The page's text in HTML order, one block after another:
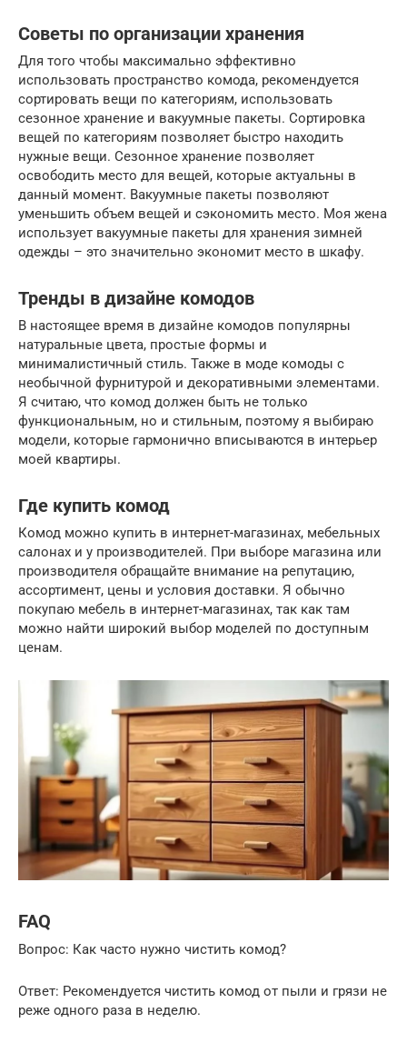
Советы по организации хранения
Для того чтобы максимально эффективно
использовать пространство комода, рекомендуется
сортировать вещи по категориям, использовать
сезонное хранение и вакуумные пакеты. Сортировка
вещей по категориям позволяет быстро находить
нужные вещи. Сезонное хранение позволяет
освободить место для вещей, которые актуальны в
данный момент. Вакуумные пакеты позволяют
уменьшить объем вещей и сэкономить место. Моя жена
использует вакуумные пакеты для хранения зимней
одежды – это значительно экономит место в шкафу.
Тренды в дизайне комодов
В настоящее время в дизайне комодов популярны
натуральные цвета, простые формы и
минималистичный стиль. Также в моде комоды с
необычной фурнитурой и декоративными элементами.
Я считаю, что комод должен быть не только
функциональным, но и стильным, поэтому я выбираю
модели, которые гармонично вписываются в интерьер
моей квартиры.
Где купить комод
Комод можно купить в интернет-магазинах, мебельных
салонах и у производителей. При выборе магазина или
производителя обращайте внимание на репутацию,
ассортимент, цены и условия доставки. Я обычно
покупаю мебель в интернет-магазинах, так как там
можно найти широкий выбор моделей по доступным
ценам.
FAQ
Вопрос: Как часто нужно чистить комод?
Ответ: Рекомендуется чистить комод от пыли и грязи не
реже одного раза в неделю.